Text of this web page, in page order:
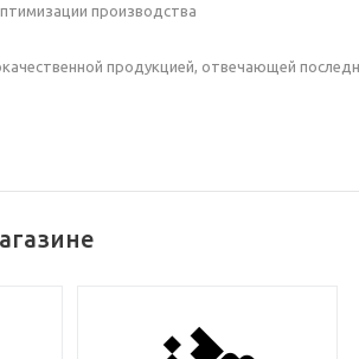
производства
продукцией, отвечающей